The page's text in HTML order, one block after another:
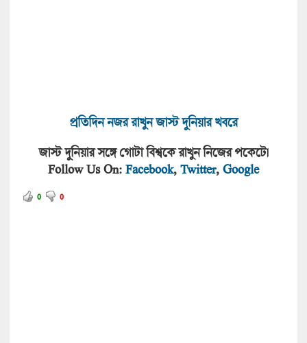
প্রতিদিন নজর রাখুন জাস্ট দুনিয়ার খবরে
জাস্ট দুনিয়ার সঙ্গে গোটা বিশ্বকে রাখুন নিজের পকেটে।
Follow Us On: Facebook, Twitter, Google
0 0